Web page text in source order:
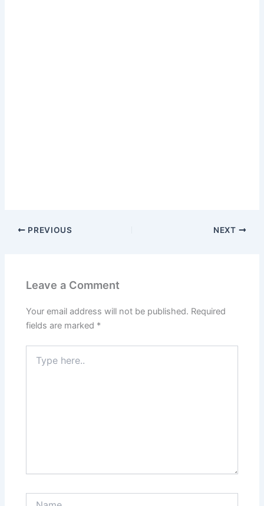
PREVIOUS NEXT
Leave a Comment
Your email address will not be published. Required
fields are marked *
here..